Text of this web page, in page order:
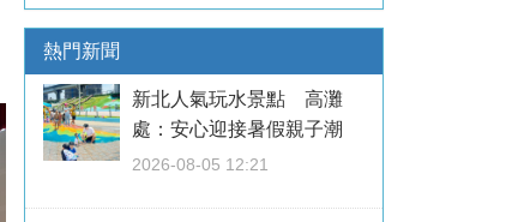
熱門新聞
新北人氣玩水景點 高灘
處：安心迎接暑假親子潮
2026-08-05 12:21